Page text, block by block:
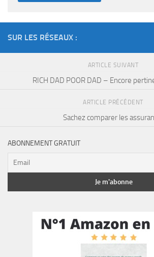
SUR LES RÉSEAUX :
ARTICLE SUIVANT
RICH DAD POOR DAD – Encore
ARTICLE PRÉCÉDENT
Sachez comparer les
ABONNEMENT GRATUIT